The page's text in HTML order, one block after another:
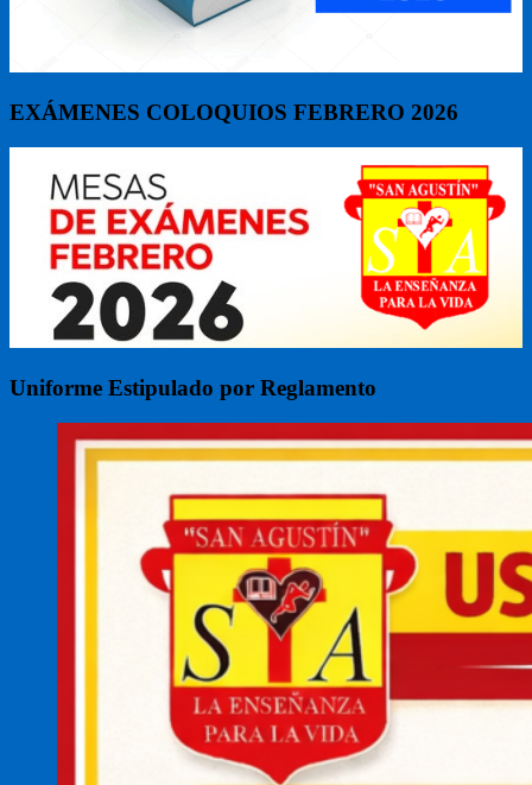
EXÁMENES COLOQUIOS FEBRERO 2026
Uniforme Estipulado por Reglamento